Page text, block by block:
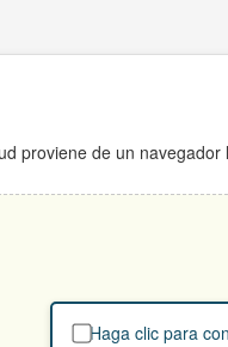
proviene de un navegador
Haga clic para